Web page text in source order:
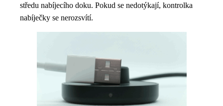
středu nabíjecího doku. Pokud se nedotýkají, kontrolka
nabíječky se nerozsvítí.